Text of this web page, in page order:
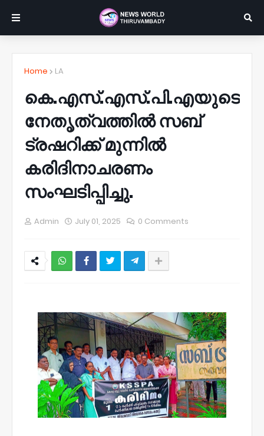
Home LA
കെ.എസ്.എസ്.പി.എയുടെ
നേതൃത്വത്തിൽ സബ്
ട്രഷറിക്ക് മുന്നിൽ
കരിദിനാചരണം
സംഘടിപ്പിച്ചു.
Admin July 01, 2025 0 Comments